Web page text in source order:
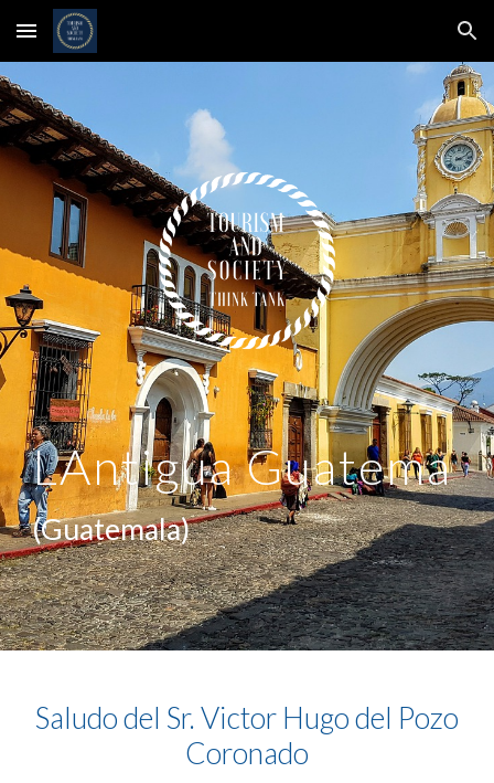
Skip to main content Skip to navigation
LAntigua Guatema
(Guatemala)
Saludo del Sr. Victor Hugo del Pozo
Coronado